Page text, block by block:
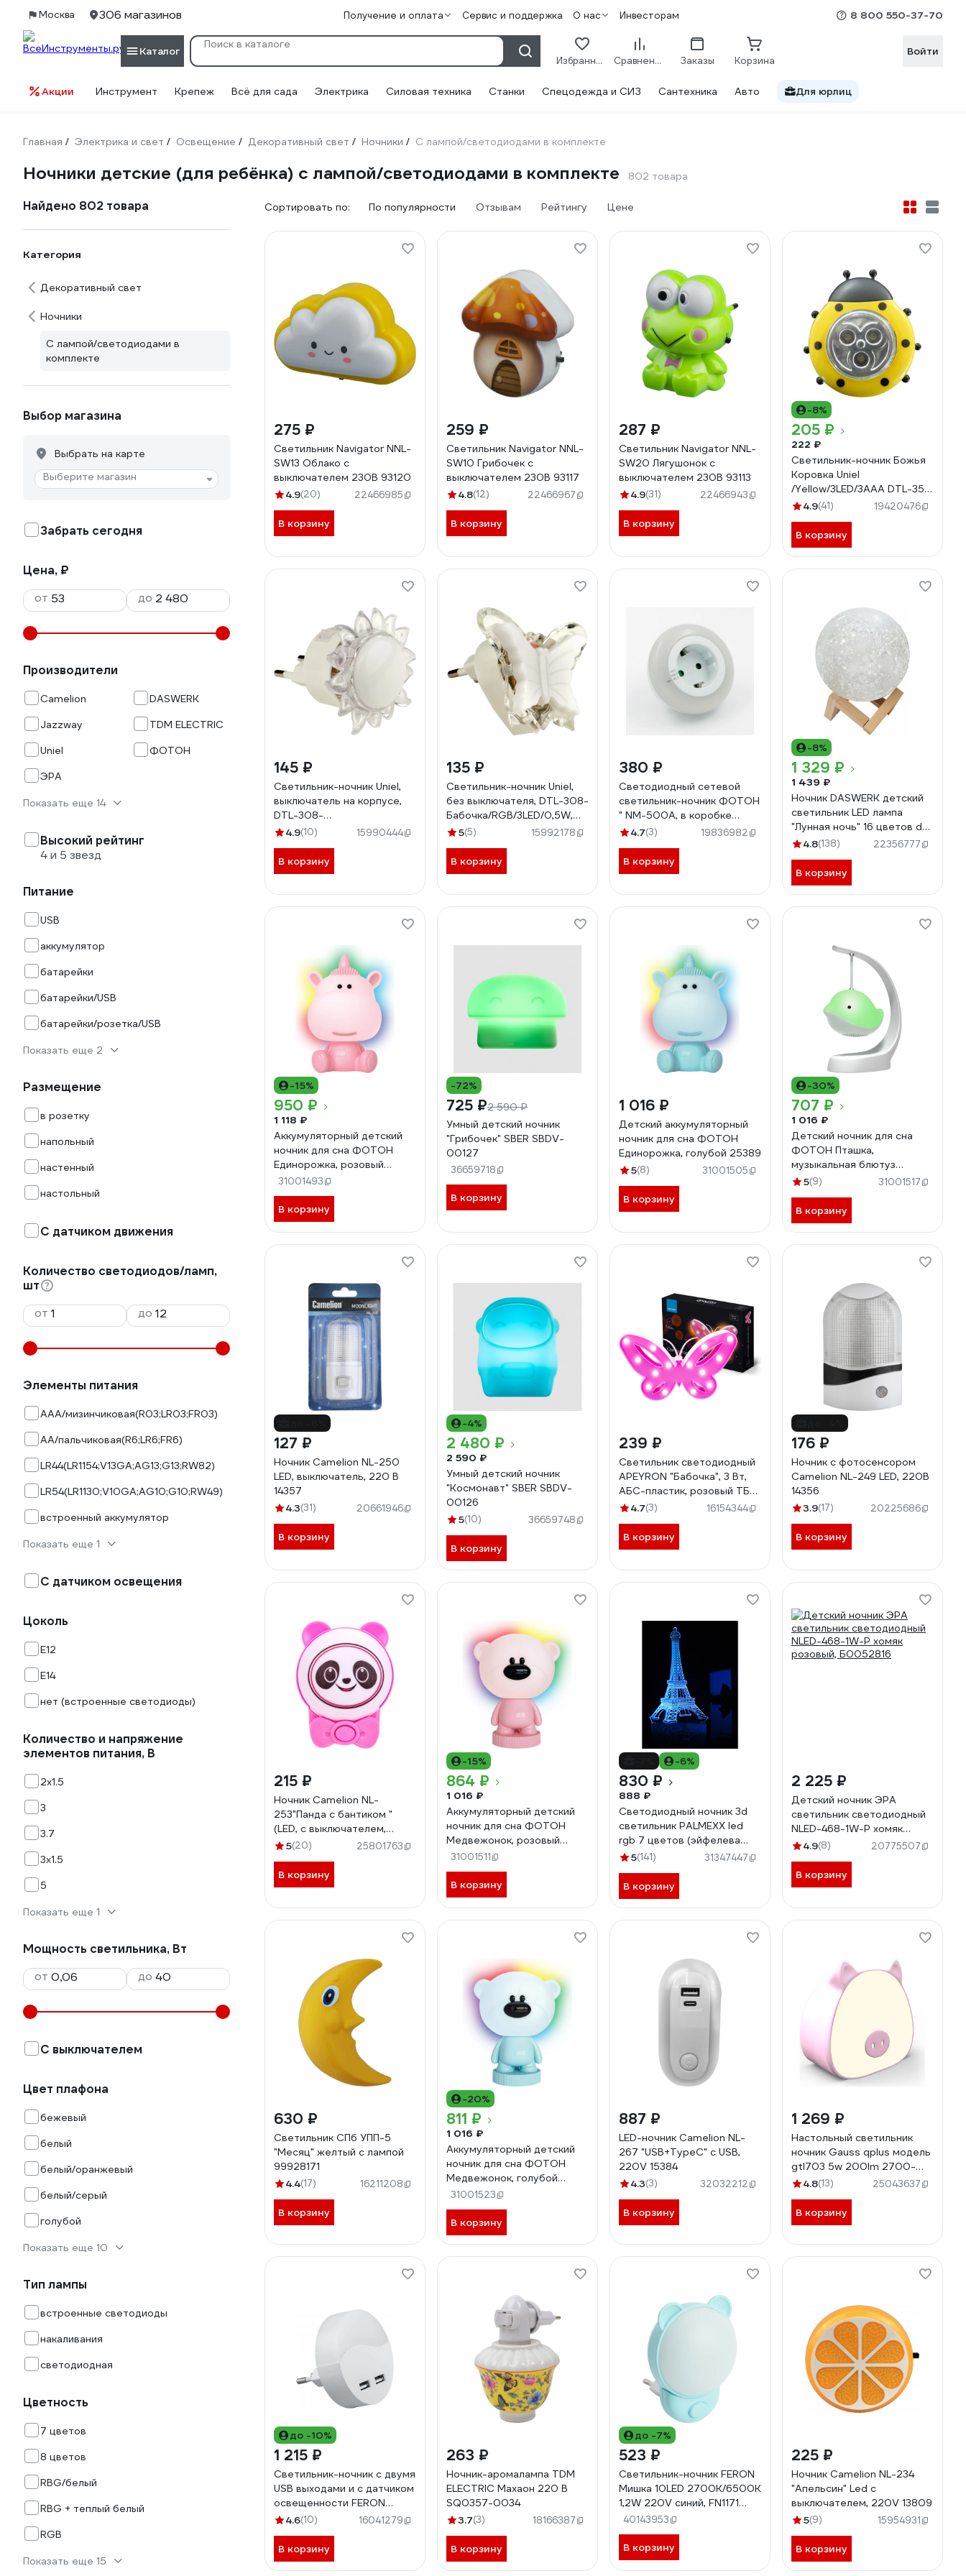
Москва 306 магазинов Получение и оплата Сервис и поддержка О нас Инвесторам 8 800 550-37-70
Каталог
Избранное Сравнение Заказы Корзина
Войти
Акции Инструмент Крепеж Всё для сада Электрика Силовая техника Станки Спецодежда и СИЗ Сантехника Авто Для юрлиц
Главная / Электрика и свет / Освещение / Декоративный свет / Ночники / С лампой/светодиодами в комплекте
Ночники детские (для ребёнка) с лампой/светодиодами в комплекте 802 товара
Найдено 802 товара
Категория
Декоративный свет
Ночники
С лампой/светодиодами в
комплекте
Выбор магазина
Выбрать на карте
Выберите магазин
Забрать сегодня
Цена, ₽
от
до
Производители
Camelion
DASWERK
Jazzway
TDM ELECTRIC
Uniel
ФОТОН
ЭРА
Показать еще 14
Высокий рейтинг
4 и 5 звезд
Питание
USB
аккумулятор
батарейки
батарейки/USB
батарейки/розетка/USB
Показать еще 2
Размещение
в розетку
напольный
настенный
настольный
С датчиком движения
Количество светодиодов/ламп,
шт
от
до
Элементы питания
AAA/мизинчиковая(R03;LR03;FR03)
AA/пальчиковая(R6;LR6;FR6)
LR44(LR1154;V13GA;AG13;G13;RW82)
LR54(LR1130;V10GA;AG10;G10;RW49)
встроенный аккумулятор
Показать еще 1
С датчиком освещения
Цоколь
E12
E14
нет (встроенные светодиоды)
Количество и напряжение
элементов питания, В
2х1.5
3
3.7
3х1.5
5
Показать еще 1
Мощность светильника, Вт
от
до
С выключателем
Цвет плафона
бежевый
белый
белый/оранжевый
белый/серый
голубой
Показать еще 10
Тип лампы
встроенные светодиоды
накаливания
светодиодная
Цветность
7 цветов
8 цветов
RBG/белый
RBG + теплый белый
RGB
Показать еще 15
Сортировать по: По популярности Отзывам Рейтингу Цене
275 ₽
Светильник Navigator NNL-
SW13 Облако с
выключателем 230В 93120
4.9(20) 22466985
В корзину
259 ₽
Светильник Navigator NNL-
SW10 Грибочек с
выключателем 230В 93117
4.8(12) 22466967
В корзину
287 ₽
Светильник Navigator NNL-
SW20 Лягушонок с
выключателем 230В 93113
4.9(31) 22466943
В корзину
-8%
205 ₽
222 ₽
Светильник-ночник Божья
Коровка Uniel
/Yellow/3LED/3AAA DTL-354
7718
4.9(41) 19420476
В корзину
145 ₽
Светильник-ночник Uniel,
выключатель на корпусе,
DTL-308-
Подсолнух/RGB/4LED/0,5W,
4.9(10) 15990444
В корзину
135 ₽
Светильник-ночник Uniel,
без выключателя, DTL-308-
Бабочка/RGB/3LED/0,5W,
10318
5(5) 15992178
В корзину
380 ₽
Светодиодный сетевой
светильник-ночник ФОТОН
" NM-500A, в коробке
24338
4.7(3) 19836982
В корзину
-8%
1 329 ₽
1 439 ₽
Ночник DASWERK детский
светильник LED лампа
"Лунная ночь" 16 цветов d
15 см с пультом 237952
4.8(138) 22356777
В корзину
-15%
950 ₽
1 118 ₽
Аккумуляторный детский
ночник для сна ФОТОН
Единорожка, розовый
25390
31001493
В корзину
-72%
725 ₽2 590 ₽
Умный детский ночник
"Грибочек" SBER SBDV-
00127
36659718
В корзину
1 016 ₽
Детский аккумуляторный
ночник для сна ФОТОН
Единорожка, голубой 25389
5(8) 31001505
В корзину
-30%
707 ₽
1 016 ₽
Детский ночник для сна
ФОТОН Пташка,
музыкальная блютуз
колонка 25387
5(9) 31001517
В корзину
127 ₽
Ночник Camelion NL-250
LED, выключатель, 220 В
14357
4.3(31) 20661946
В корзину
-4%
2 480 ₽
2 590 ₽
Умный детский ночник
"Космонавт" SBER SBDV-
00126
5(10) 36659748
В корзину
239 ₽
Светильник светодиодный
APEYRON "Бабочка", 3 Вт,
АБС-пластик, розовый ТБ
12-61
4.7(3) 16154344
В корзину
176 ₽
Ночник с фотосенсором
Camelion NL-249 LED, 220В
14356
3.9(17) 20225686
В корзину
215 ₽
Ночник Camelion NL-
253"Панда с бантиком "
(LED, с выключателем,
смена цветности свечения,
5(20) 25801763
В корзину
-15%
864 ₽
1 016 ₽
Аккумуляторный детский
ночник для сна ФОТОН
Медвежонок, розовый
25392
31001511
В корзину
-6%
830 ₽
888 ₽
Светодиодный ночник 3d
светильник PALMEXX led
rgb 7 цветов (эйфелева
башня) PX/LAMP-018
5(141) 31347447
В корзину
2 225 ₽
Детский ночник ЭРА
светильник светодиодный
NLED-468-1W-P хомяк
розовый, Б0052816
4.9(8) 20775507
В корзину
630 ₽
Светильник СПб УПП-5
"Месяц" желтый с лампой
99928171
4.4(17) 16211208
В корзину
-20%
811 ₽
1 016 ₽
Аккумуляторный детский
ночник для сна ФОТОН
Медвежонок, голубой
25391
31001523
В корзину
887 ₽
LED-ночник Camelion NL-
267 "USB+TypeC" с USB,
220V 15384
4.3(3) 32032212
В корзину
1 269 ₽
Настольный светильник
ночник Gauss qplus модель
gtl703 5w 200lm 2700-
6000k 5v li-ion 1200ma
4.8(13) 25043637
В корзину
до -10%
1 215 ₽
Светильник-ночник c двумя
USB выходами и с датчиком
освещенности FERON
0,5W, белый FN1122 41021
4.6(10) 16041279
В корзину
263 ₽
Ночник-аромалампа TDM
ELECTRIC Махаон 220 В
SQ0357-0034
3.7(3) 18166387
В корзину
до -7%
523 ₽
Светильник-ночник FERON
Мишка 10LED 2700K/6500K
1,2W 220V синий, FN1171
52060
40143953
В корзину
225 ₽
Ночник Camelion NL-234
"Апельсин" Led с
выключателем, 220V 13809
5(9) 15954931
В корзину